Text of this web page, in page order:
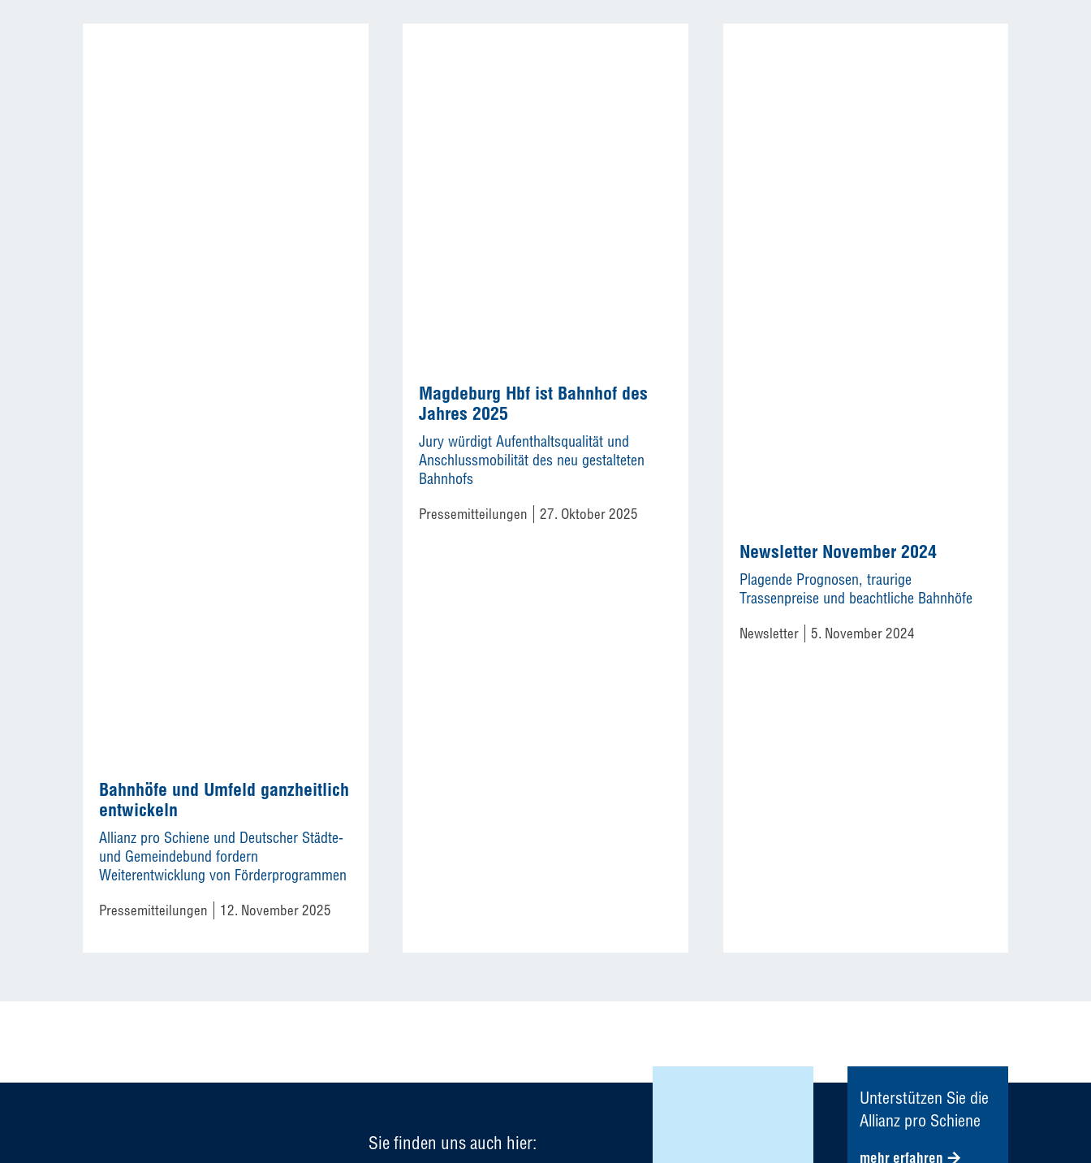
Bahnhöfe und Umfeld ganzheitlich
entwickeln
Allianz pro Schiene und Deutscher Städte-
und Gemeindebund fordern
Weiterentwicklung von Förderprogrammen
Pressemitteilungen 12. November 2025
Magdeburg Hbf ist Bahnhof des
Jahres 2025
Jury würdigt Aufenthaltsqualität und
Anschlussmobilität des neu gestalteten
Bahnhofs
Pressemitteilungen 27. Oktober 2025
Newsletter November 2024
Plagende Prognosen, traurige
Trassenpreise und beachtliche Bahnhöfe
Newsletter 5. November 2024
Sie finden uns auch hier:
Unterstützen Sie die
Allianz pro Schiene
mehr erfahren